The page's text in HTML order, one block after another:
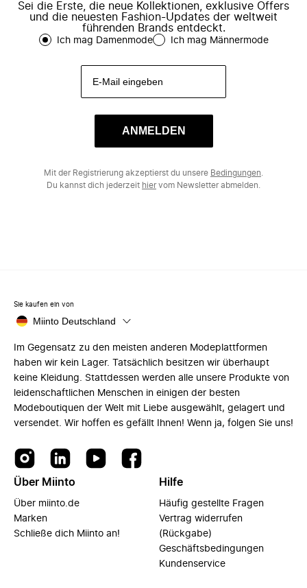
Sei die Erste, die neue Kollektionen, exklusive Offers
und die neuesten Fashion-Updates der weltweit
führenden Brands entdeckt.
Ich mag Damenmode Ich mag Männermode
ANMELDEN
Mit der Registrierung akzeptierst du unsere Bedingungen
Du kannst dich jederzeit hiervom Newsletter abmelden.
Sie kaufen ein von
Miinto Deutschland
Im Gegensatz zu den meisten anderen Modeplattformen
haben wir kein Lager. Tatsächlich besitzen wir überhaupt
keine Kleidung. Stattdessen werden alle unsere Produkte von
leidenschaftlichen Menschen in einigen der besten
Modeboutiquen der Welt mit Liebe ausgewählt, gelagert und
versendet. Wir hoffen es gefällt Ihnen! Wenn ja, folgen Sie uns!
Über Miinto
Über miinto.de
Marken
Schließe dich Miinto an!
Hilfe
Häufig gestellte Fragen
Vertrag widerrufen
(Rückgabe)
Geschäftsbedingungen
Kundenservice